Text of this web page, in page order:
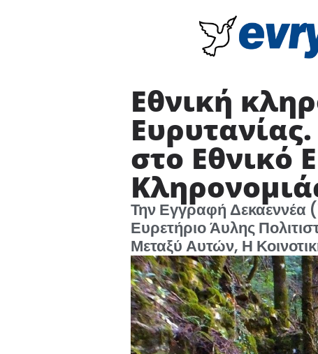
Εθνική
στο Εθνικό
Την Εγγραφή Δεκαεννέα
Ευρετήριο Άυλης
Μεταξύ Αυτών, Η